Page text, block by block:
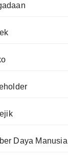
Daya Manusia